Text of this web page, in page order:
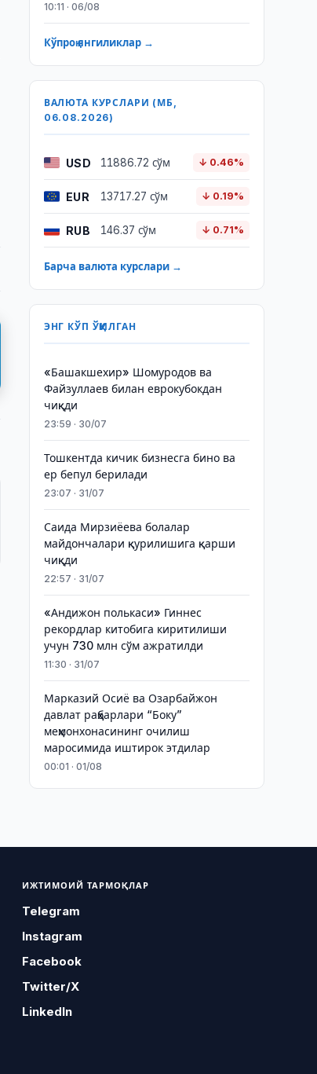
10:11 · 06/08
Кўпроқ янгиликлар →
ВАЛЮТА КУРСЛАРИ (МБ,
06.08.2026)
USD 11886.72 сўм ↓ 0.46%
EUR 13717.27 сўм ↓ 0.19%
RUB 146.37 сўм ↓ 0.71%
Барча валюта курслари →
ЭНГ КЎП ЎҚИЛГАН
«Башакшехир» Шомуродов ва
Файзуллаев билан еврокубокдан
чиқди
23:59 · 30/07
Тошкентда кичик бизнесга бино ва
ер бепул берилади
23:07 · 31/07
Саида Мирзиёева болалар
майдончалари қурилишига қарши
чиқди
22:57 · 31/07
«Андижон полькаси» Гиннес
рекордлар китобига киритилиши
учун 730 млн сўм ажратилди
11:30 · 31/07
Марказий Осиё ва Озарбайжон
давлат раҳбарлари “Боку”
меҳмонхонасининг очилиш
маросимида иштирок этдилар
00:01 · 01/08
ИЖТИМОИЙ ТАРМОҚЛАР
Telegram
Instagram
Facebook
Twitter/X
LinkedIn